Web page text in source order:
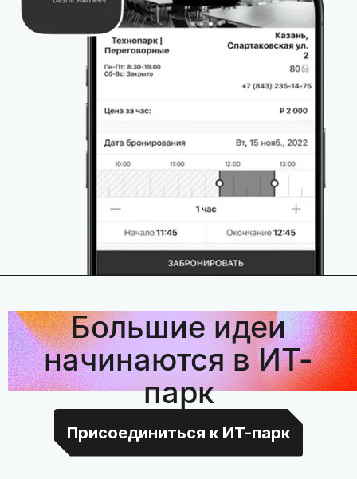
Большие идеи
начинаются в ИТ-
парк
Присоединиться к ИТ-парк